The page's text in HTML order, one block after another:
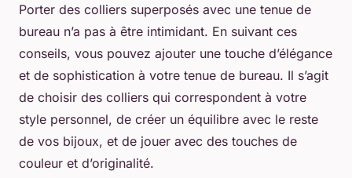
Porter des colliers superposés avec une tenue de
bureau n’a pas à être intimidant. En suivant ces
conseils, vous pouvez ajouter une touche d’élégance
et de sophistication à votre tenue de bureau. Il s’agit
de choisir des colliers qui correspondent à votre
style personnel, de créer un équilibre avec le reste
de vos bijoux, et de jouer avec des touches de
couleur et d’originalité.